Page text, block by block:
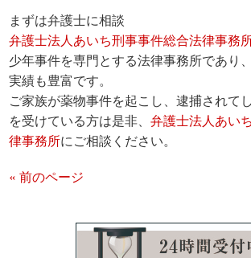
まずは弁護士に相談
弁護士法人あいち刑事事件総合法律事務
少年事件を専門とする法律事務所であり
実績も豊富です。
ご家族が薬物事件を起こし、逮捕されて
を受けている方は是非、弁護士法人あい
律事務所にご相談ください。
« 前のページ